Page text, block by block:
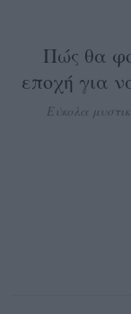
Πώς θα
εποχή για
Εύκολα